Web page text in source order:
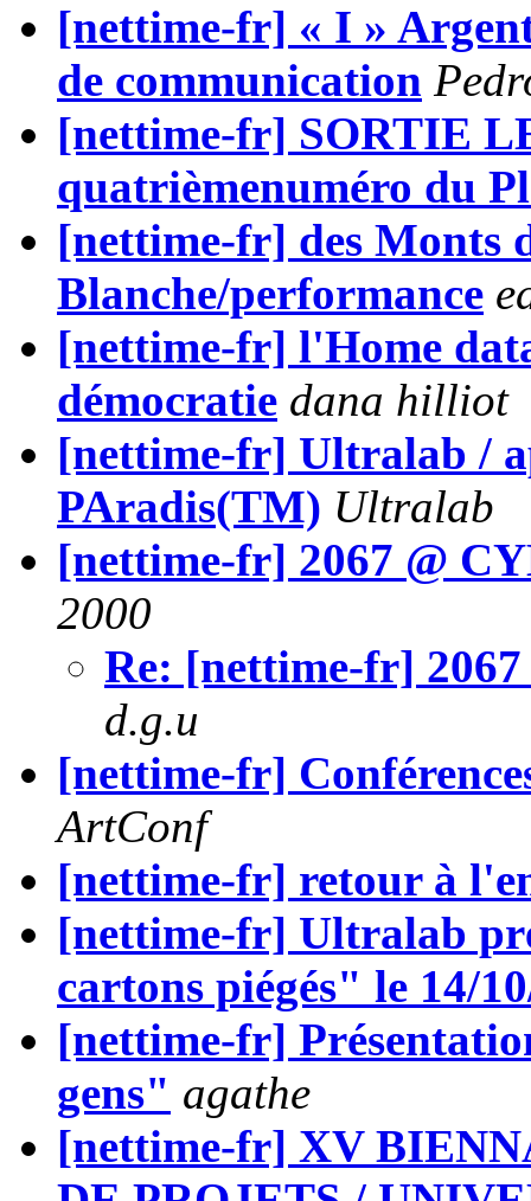
[nettime-fr] « I »
de communication
[nettime-fr] SORTIE
quatrièmenuméro du
[nettime-fr] des Monts
Blanche/performance
[nettime-fr] l'Home
démocratie dana hilliot
[nettime-fr] Ultralab /
PAradis(TM) Ultralab
[nettime-fr] 2067 @
2000
Re: [nettime-fr]
d.g.u
[nettime-fr]
ArtConf
[nettime-fr] retour à
[nettime-fr] Ultralab
cartons piégés" le 14/
[nettime-fr]
gens" agathe
[nettime-fr] XV